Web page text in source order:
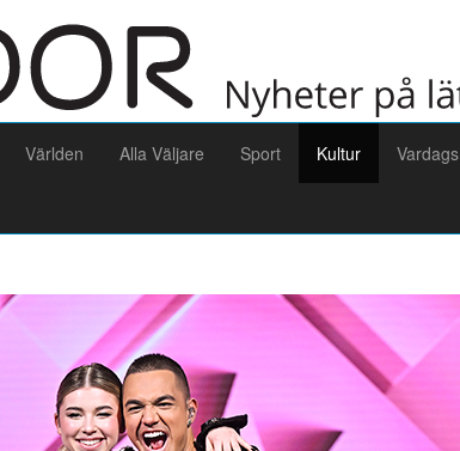
Världen Alla Väljare Sport Kultur Vardags